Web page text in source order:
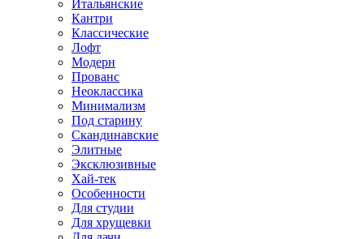
Итальянские
Кантри
Классические
Лофт
Модерн
Прованс
Неоклассика
Минимализм
Под старину
Скандинавские
Элитные
Эксклюзивные
Хай-тек
Особенности
Для студии
Для хрущевки